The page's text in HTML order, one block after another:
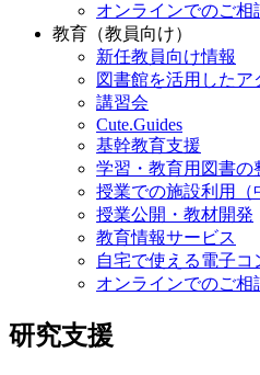
オンラインでのご相
教育（教員向け）
新任教員向け情報
図書館を活用した
講習会
Cute.Guides
基幹教育支援
学習・教育用図書の
授業での施設利用（
授業公開・教材開発
教育情報サービス
自宅で使える電子コ
オンラインでのご相
研究支援